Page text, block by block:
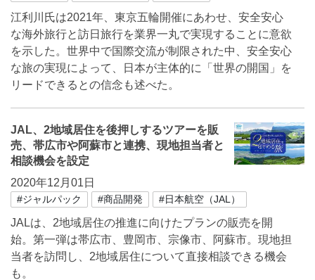
江利川氏は2021年、東京五輪開催にあわせ、安全安心
な海外旅行と訪日旅行を業界一丸で実現することに意欲
を示した。世界中で国際交流が制限された中、安全安心
な旅の実現によって、日本が主体的に「世界の開国」を
リードできるとの信念も述べた。
JAL、2地域居住を後押しするツアーを販
売、帯広市や阿蘇市と連携、現地担当者と
相談機会を設定
2020年12月01日
#ジャルパック #商品開発 #日本航空（JAL）
JALは、2地域居住の推進に向けたプランの販売を開
始。第一弾は帯広市、豊岡市、宗像市、阿蘇市。現地担
当者を訪問し、2地域居住について直接相談できる機会
も。